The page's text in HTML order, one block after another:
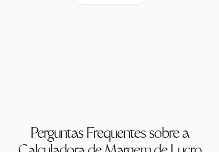
Perguntas Frequentes sobre a